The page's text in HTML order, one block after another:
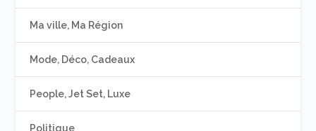
Ma ville, Ma Région
Mode, Déco, Cadeaux
People, Jet Set, Luxe
Politique